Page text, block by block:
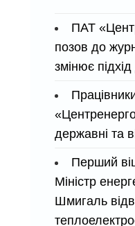
ПАТ
позов до
змінює
державні та
Перший
Міністр
Шмигаль